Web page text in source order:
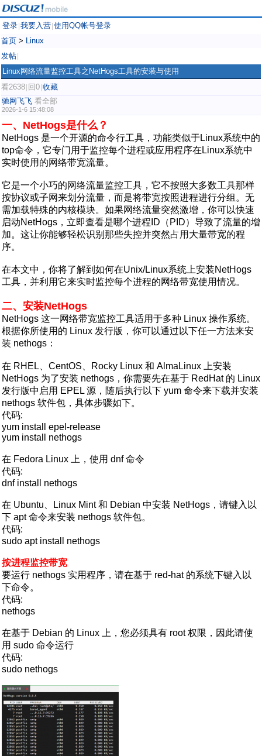
登录 我要入营 使用QQ帐号登录
首页 > Linux
发帖
Linux网络流量监控工具之NetHogs工具的安装与使用
看2638 回0 收藏
驰网飞飞 看全部
2026-1-6 15:48:08
一、NetHogs是什么？
NetHogs 是一个开源的命令行工具，功能类似于Linux系统中的
top命令，它专门用于监控每个进程或应用程序在Linux系统中
实时使用的网络带宽流量。
它是一个小巧的网络流量监控工具，它不按照大多数工具那样
按协议或子网来划分流量，而是将带宽按照进程进行分组。无
需加载特殊的内核模块。如果网络流量突然激增，你可以快速
启动NetHogs，立即查看是哪个进程ID（PID）导致了流量的增
加。这让你能够轻松识别那些失控并突然占用大量带宽的程
序。
在本文中，你将了解到如何在Unix/Linux系统上安装NetHogs
工具，并利用它来实时监控每个进程的网络带宽使用情况。
二、安装NetHogs
NetHogs 这一网络带宽监控工具适用于多种 Linux 操作系统。
根据你所使用的 Linux 发行版，你可以通过以下任一方法来安
装 nethogs：
在 RHEL、CentOS、Rocky Linux 和 AlmaLinux 上安装
NetHogs 为了安装 nethogs，你需要先在基于 RedHat 的 Linux
发行版中启用 EPEL 源，随后执行以下 yum 命令来下载并安装
nethogs 软件包，具体步骤如下。
代码:
yum install epel-release
yum install nethogs
在 Fedora Linux 上，使用 dnf 命令
代码:
dnf install nethogs
在 Ubuntu、Linux Mint 和 Debian 中安装 NetHogs，请键入以
下 apt 命令来安装 nethogs 软件包。
代码:
sudo apt install nethogs
按进程监控带宽
要运行 nethogs 实用程序，请在基于 red-hat 的系统下键入以
下命令。
代码:
nethogs
在基于 Debian 的 Linux 上，您必须具有 root 权限，因此请使
用 sudo 命令运行
代码:
sudo nethogs